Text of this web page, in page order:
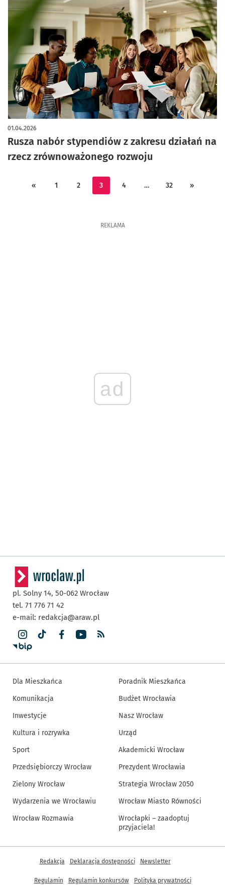
Rusza nabór stypendiów z zakresu działań na
rzecz zrównoważonego rozwoju
01.04.2026
« 1 2 3 4 … 32 »
REKLAMA
ad
pl. Solny 14, 50-062 Wrocław
tel. 71 776 71 42
e-mail: redakcja@araw.pl
Dla Mieszkańca
Komunikacja
Inwestycje
Kultura i rozrywka
Sport
Przedsiębiorczy Wrocław
Zielony Wrocław
Wydarzenia we Wrocławiu
Wrocław Rozmawia
Poradnik Mieszkańca
Budżet Wrocławia
Nasz Wrocław
Urząd
Akademicki Wrocław
Prezydent Wrocławia
Strategia Wrocław 2050
Wrocław Miasto Równości
Wrocłapki – zaadoptuj
przyjaciela!
Inne informacje
Redakcja Deklaracja dostępności Newsletter
Regulamin Regulamin konkursów Polityka prywatności